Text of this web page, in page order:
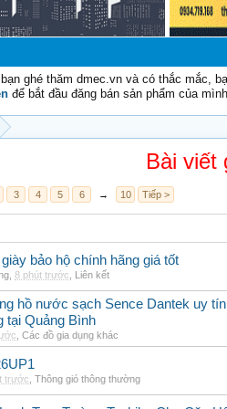
ghé thăm dmec.vn và có thắc mắc,
để bắt đầu đăng bán sản phẩm của
Bài viết
3 4 5 6 → 10 Tiếp >
bảo hộ chính hãng giá tốt
8 phút trước Liên kết
hồ nước sạch Sence Dantek uy
tại Quảng Bình
Các đồ gia dụng khác
trước Thông gió thông thường